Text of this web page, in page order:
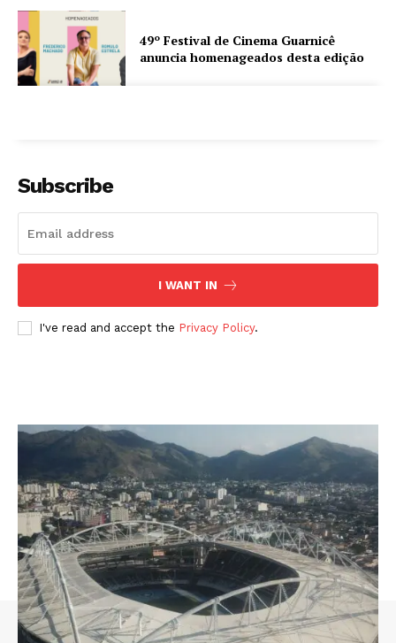
49º Festival de Cinema Guarnicê
anuncia homenageados desta edição
Subscribe
I WANT IN
I've read and accept the Privacy Policy.